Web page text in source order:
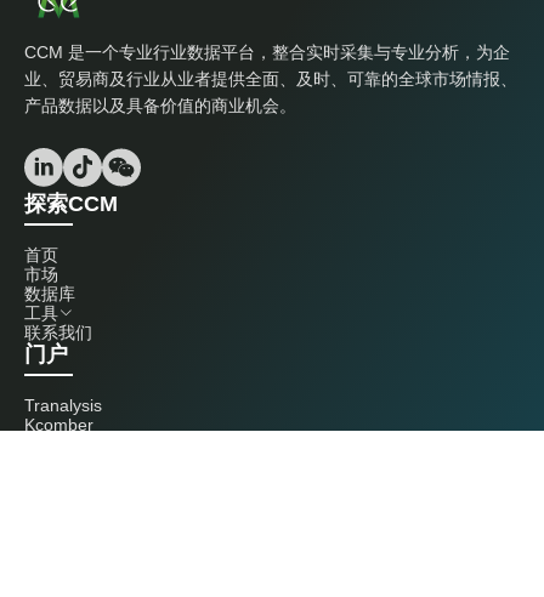
CCM 是一个专业行业数据平台，整合实时采集与专业分析，为企
业、贸易商及行业从业者提供全面、及时、可靠的全球市场情报、
产品数据以及具备价值的商业机会。
探索CCM
首页
市场
数据库
工具
联系我们
门户
Tranalysis
Kcomber